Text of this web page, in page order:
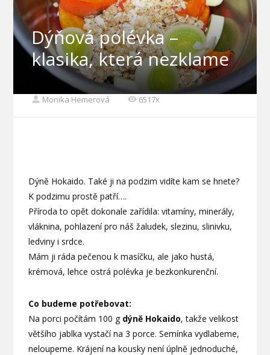
Dýňová polévka –
klasika, která nezklame
Monika Hemerová 6517x
Dýně Hokaido. Také ji na podzim vidíte kam se hnete?
K podzimu prostě patří….
Příroda to opět dokonale zařídila: vitamíny, minerály,
vláknina, pohlazení pro náš žaludek, slezinu, slinivku,
ledviny i srdce.
Mám ji ráda pečenou k masíčku, ale jako hustá,
krémová, lehce ostrá polévka je bezkonkurenční.
Co budeme potřebovat:
Na porci počítám 100 g dýně Hokaido, takže velikost
většího jablka vystačí na 3 porce. Semínka vydlabeme,
neloupeme. Krájení na kousky není úplně jednoduché,